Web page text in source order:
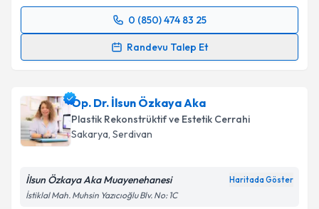
0 (850) 474 83 25
Randevu Talep Et
Randevu Takvimi Talebi
almanız için bir takvim hazırlandığında e-posta ile
bilgilendireceğiz.
E-posta Adresiniz
Op. Dr. İlsun Özkaya Aka
Plastik Rekonstrüktif ve Estetik Cerrahi
Sakarya, Serdivan
İlsun Özkaya Aka Muayenehanesi Haritada Göster
İstiklal Mah. Muhsin Yazıcıoğlu Blv. No: 1C